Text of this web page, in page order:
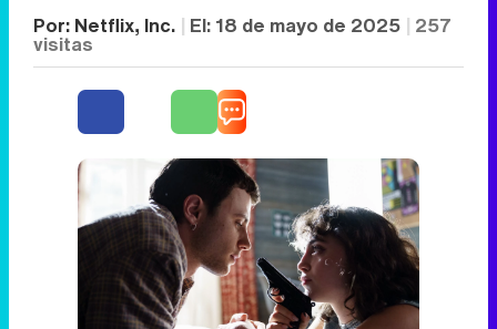
Por: Netflix, Inc. El: 18 de mayo de 2025 257
visitas